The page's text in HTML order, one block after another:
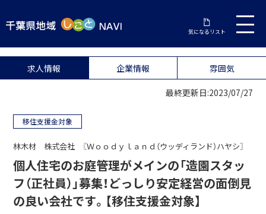
気になるリスト
求人情報 企業情報 雰囲気
最終更新日:2023/07/27
移住支援金対象
林木材 株式会社 〖Ｗｏｏｄｙｌａｎｄ（ウッディランド）ハヤシ〗
個人住宅のお庭管理がメインの「造園スタッ
フ（正社員）」募集！どっしり安定経営の面倒見
の良い会社です。【移住支援金対象】